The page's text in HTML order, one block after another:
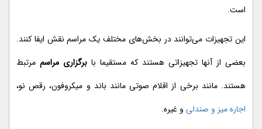
است.
این تجهیزات می‌توانند در بخش‌های مختلف یک مراسم نقش ایفا کنند.
بعضی از آنها تجهیزاتی هستند که مستقیما با برگزاری مراسم مرتبط
هستند. مانند برخی از اقلام صوتی مانند باند و میکروفون، رقص نو،
اجاره میز و صندلی و غیره.